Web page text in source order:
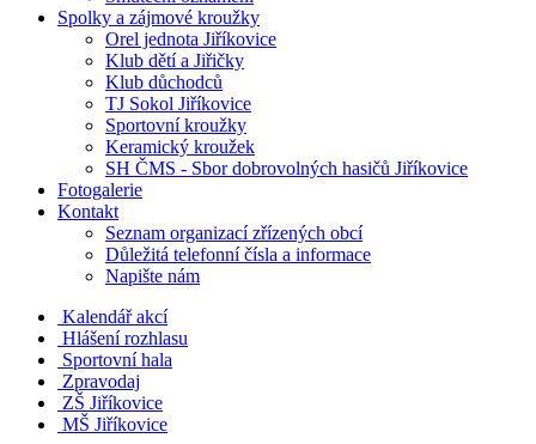
Spolky a zájmové kroužky
Orel jednota Jiříkovice
Klub dětí a Jiřičky
Klub důchodců
TJ Sokol Jiříkovice
Sportovní kroužky
Keramický kroužek
SH ČMS - Sbor dobrovolných hasičů Jiříkovice
Fotogalerie
Kontakt
Seznam organizací zřízených obcí
Důležitá telefonní čísla a informace
Napište nám
Kalendář akcí
Hlášení rozhlasu
Sportovní hala
Zpravodaj
ZŠ Jiříkovice
MŠ Jiříkovice